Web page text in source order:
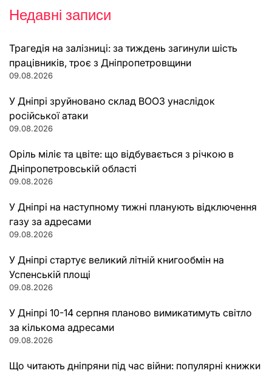
Недавні записи
Трагедія на залізниці: за тиждень загинули шість
працівників, троє з Дніпропетровщини
09.08.2026
У Дніпрі зруйновано склад ВООЗ унаслідок
російської атаки
09.08.2026
Оріль міліє та цвіте: що відбувається з річкою в
Дніпропетровській області
09.08.2026
У Дніпрі на наступному тижні планують відключення
газу за адресами
09.08.2026
У Дніпрі стартує великий літній книгообмін на
Успенській площі
09.08.2026
У Дніпрі 10-14 серпня планово вимикатимуть світло
за кількома адресами
09.08.2026
Що читають дніпряни під час війни: популярні книжки